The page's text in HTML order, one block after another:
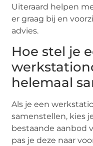
Uiteraard helpen
er graag bij en
advies.
Hoe stel je
helemaal
Als je een
samenstellen, kies
bestaande aanbod
pas je deze naar